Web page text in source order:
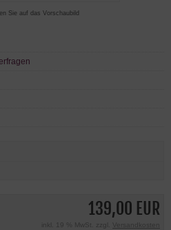
Sie auf das Vorschaubild
139,00 EUR
inkl. 19 % MwSt. zzgl. Versandkosten